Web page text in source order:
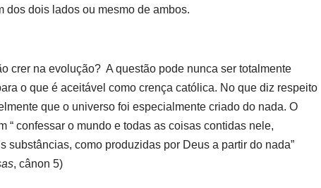
dos dois lados ou mesmo de ambos.
crer na evolução? A questão pode nunca ser totalmente
o que é aceitável como crença católica. No que diz respeito
que o universo foi especialmente criado do nada. O
“ confessar o mundo e todas as coisas contidas nele,
substâncias, como produzidas por Deus a partir do nada”
, cânon 5)